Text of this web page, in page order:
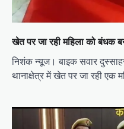
खेत पर जा रही महिला को बंधक
निशंक न्यूज। बाइक सवार
थानाक्षेत्र में खेत पर जा रही एक